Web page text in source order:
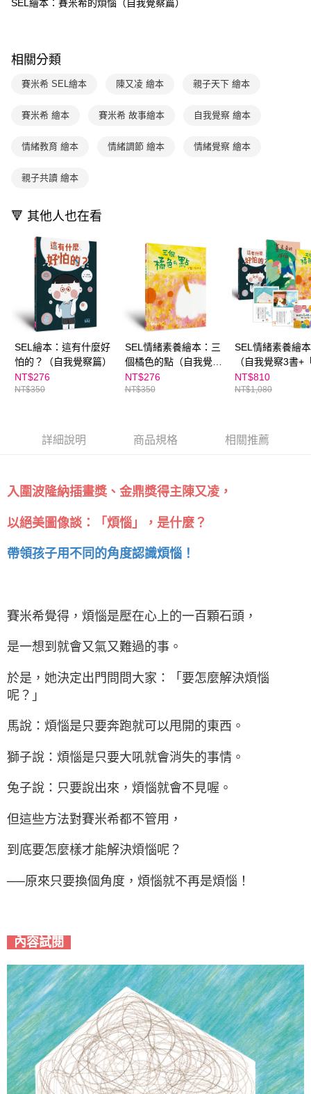
4.訂單成立30分鐘內，如未前往確認交易或遇審核未通過，訂單將自動取
1.分期款項不併入電信帳單，「大哥付你分期」於每月結算日後寄送繳費提
2.透過簡訊連結打開帳單後，可選擇「超商條碼／台灣大直營門市／銀行轉
【注意事項】
用戶於交易時，得透過本服務購買商品或服務，並由商店將買賣／分期付款
2.基於同意付款使用「大哥付你分期」之契約關係目的，商店將以您的個人
資料（包含姓名、電話或地址）提供予台灣大哥大進項蒐集、處理及利用，
3.完整用戶服務條款，請詳閱以下連結：
便利好安心！
【「AFTEE先享後付」結帳流程】
１．於結帳方式選擇「AFTEE先享後付」後，將跳轉至「AFTEE先享後付」
結帳頁面，進行簡訊認證並確認金額後，即可完成結帳。
３．收到繳費通知簡訊後14天內，點擊此簡訊中的連結，可透過四大超商／
※ 請注意：結帳手續完成當下不需立刻繳費，但若您需要取消訂單，請聯絡
購買商品的店家。未經商家同意取消之訂單仍視為有效，需透過AFTEE先享
※ 交易是否成功請以「AFTEE先享後付 」之結帳頁面顯示為準，若有關於
１．透過由恩沛科技股份有限公司提供之「AFTEE先享後付」服務完成之交
易，需依本服務之必要範圍內提供個人資料，並將交易相關給付款項請求債
權轉讓予恩沛科技股份有限公司。
２．關於個人資料處理事宜，請瀏覽以下網址：
https://aftee.tw/terms/#terms3
３．未成年的使用者請事先徵得法定代理人或監護人之同意方可使用
「AFTEE先享後付」，若未經同意申辦者引起之損失，本公司不負相關責
任。
４．使用「AFTEE先享後付」時，將依據個別帳號之用戶狀況，依本公司即
時審查核予不同之上限額度；若仍有額度不足之情形，本公司將視審查結果
請求用戶進行身份認證。
５．嚴禁一人註冊多個帳號或使用他人資訊註冊。若發現惡意使用之情形，
恩沛科技股份有限公司將有權停止該用戶之使用額度並採取法律行動。
每筆NT$70，滿NT$499(含以上)免運費
付款後7-11取貨
每筆NT$70，滿NT$800(含以上)免運費
離島宅配（澎湖、金門、馬祖、小琉球；不適用於郵局i郵箱）
海外包裹航空運送
SEL繪本：賽米希的煩惱（自我覺察篇）
相關分類
賽米希 SEL繪本 陳又凌 繪本 親子天下 繪本
賽米希 繪本 賽米希 故事繪本 自我覺察 繪本
情緒教育 繪本 情緒調節 繪本 情緒覺察 繪本
親子共讀 繪本
🔻 其他人也在看
SEL繪本：這有什麼好
怕的？（自我覺察篇）
NT$276
NT$350
SEL情緒素養繪本：三
個橘色的點（自我覺察
篇）｜金繪大獎
NT$276
NT$350
SEL情緒素養繪
（自我覺察3書+
情緒小日記」活
冊）｜金繪大獎
NT$810
NT$1,080
詳細說明 商品規格 相關推薦
入圍波隆納插畫獎、金鼎獎得主陳又凌，
以絕美圖像談：「煩惱」，是什麼？
帶領孩子用不同的角度認識煩惱！
賽米希覺得，煩惱是壓在心上的一百顆石頭，
是一想到就會又氣又難過的事。
於是，她決定出門問問大家：「要怎麼解決煩惱
呢？」
馬說：煩惱是只要奔跑就可以甩開的東西。
獅子說：煩惱是只要大吼就會消失的事情。
兔子說：只要說出來，煩惱就會不見喔。
但這些方法對賽米希都不管用，
到底要怎麼樣才能解決煩惱呢？
──原來只要換個角度，煩惱就不再是煩惱！
內容試閱